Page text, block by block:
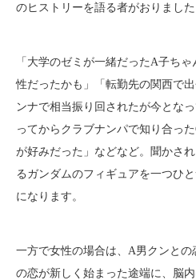
のヒストリーを語る者がおりました
「大学のゼミが一緒だったA子ち
性だったかも」「転勤先の関西で
ンナで相当振り回されたが今とな
ってからクラブナンパで知り合っ
が好みだった」などなど。聞かさ
るガンダムのフィギュアを一つひ
になります。
一方で女性の場合は、A男クンとの
の恋が新しく始まった途端に、脳